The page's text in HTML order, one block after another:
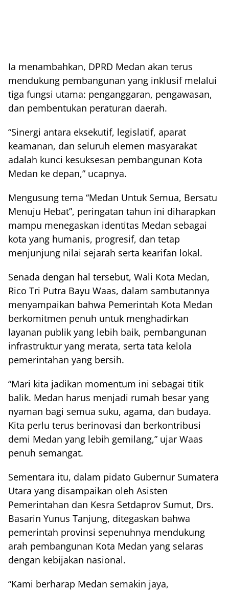
Ia menambahkan, DPRD Medan akan terus
mendukung pembangunan yang inklusif melalui
tiga fungsi utama: penganggaran, pengawasan,
dan pembentukan peraturan daerah.
“Sinergi antara eksekutif, legislatif, aparat
keamanan, dan seluruh elemen masyarakat
adalah kunci kesuksesan pembangunan Kota
Medan ke depan,” ucapnya.
Mengusung tema “Medan Untuk Semua, Bersatu
Menuju Hebat”, peringatan tahun ini diharapkan
mampu menegaskan identitas Medan sebagai
kota yang humanis, progresif, dan tetap
menjunjung nilai sejarah serta kearifan lokal.
Senada dengan hal tersebut, Wali Kota Medan,
Rico Tri Putra Bayu Waas, dalam sambutannya
menyampaikan bahwa Pemerintah Kota Medan
berkomitmen penuh untuk menghadirkan
layanan publik yang lebih baik, pembangunan
infrastruktur yang merata, serta tata kelola
pemerintahan yang bersih.
“Mari kita jadikan momentum ini sebagai titik
balik. Medan harus menjadi rumah besar yang
nyaman bagi semua suku, agama, dan budaya.
Kita perlu terus berinovasi dan berkontribusi
demi Medan yang lebih gemilang,” ujar Waas
penuh semangat.
Sementara itu, dalam pidato Gubernur Sumatera
Utara yang disampaikan oleh Asisten
Pemerintahan dan Kesra Setdaprov Sumut, Drs.
Basarin Yunus Tanjung, ditegaskan bahwa
pemerintah provinsi sepenuhnya mendukung
arah pembangunan Kota Medan yang selaras
dengan kebijakan nasional.
“Kami berharap Medan semakin jaya,